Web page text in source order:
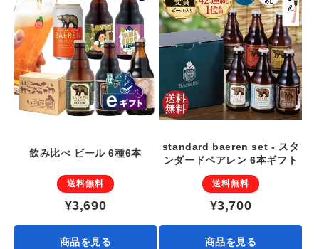
飲み比べ ビール 6種6本
送料無料
¥3,690
商品を見る
standard baeren set - スタ
ンダードベアレン 6本ギフト
送料無料
¥3,700
商品を見る